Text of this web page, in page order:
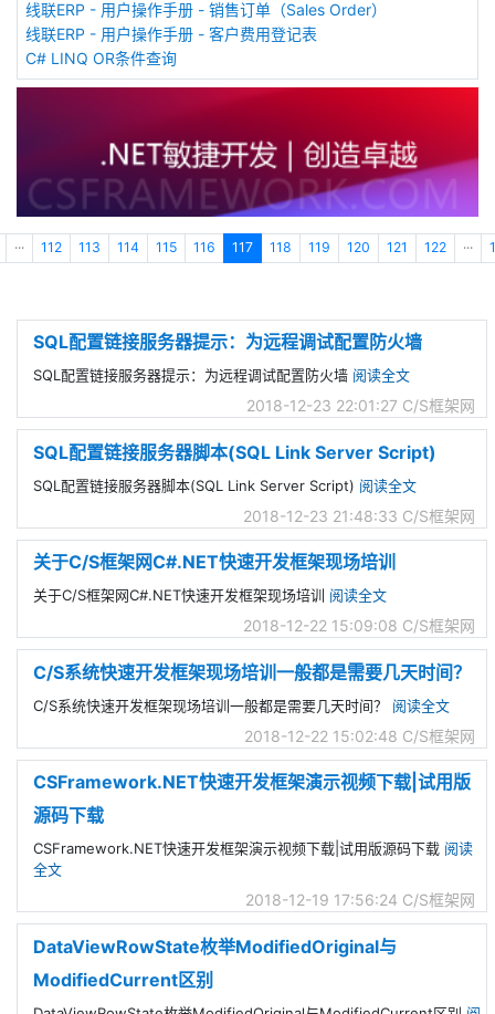
线联ERP - 用户操作手册 - 销售订单（Sales Order）
线联ERP - 用户操作手册 - 客户费用登记表
C# LINQ OR条件查询
··· 112 113 114 115 116 117 118 119 120 121 122 ···
SQL配置链接服务器提示：为远程调试配置防火墙
SQL配置链接服务器提示：为远程调试配置防火墙 阅读全文
2018-12-23 22:01:27 C/S框架网
SQL配置链接服务器脚本(SQL Link Server Script)
SQL配置链接服务器脚本(SQL Link Server Script) 阅读全文
2018-12-23 21:48:33 C/S框架网
关于C/S框架网C#.NET快速开发框架现场培训
关于C/S框架网C#.NET快速开发框架现场培训 阅读全文
2018-12-22 15:09:08 C/S框架网
C/S系统快速开发框架现场培训一般都是需要几天时间？
C/S系统快速开发框架现场培训一般都是需要几天时间？ 阅读全文
2018-12-22 15:02:48 C/S框架网
CSFramework.NET快速开发框架演示视频下载|试用版
源码下载
CSFramework.NET快速开发框架演示视频下载|试用版源码下载 阅读
全文
2018-12-19 17:56:24 C/S框架网
DataViewRowState枚举ModifiedOriginal与
ModifiedCurrent区别